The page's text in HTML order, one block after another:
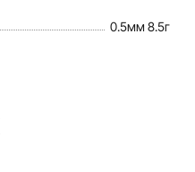
0.5мм 8.5г